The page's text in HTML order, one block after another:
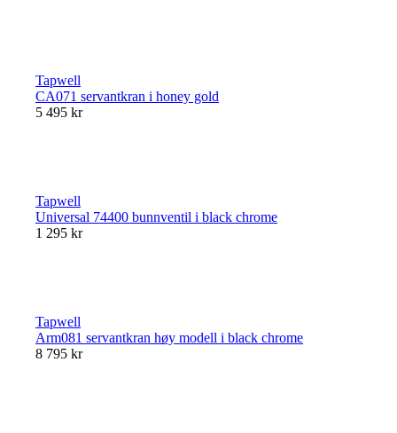
Tapwell
CA071 servantkran i honey gold
5 495 kr
Tapwell
Universal 74400 bunnventil i black chrome
1 295 kr
Tapwell
Arm081 servantkran høy modell i black chrome
8 795 kr